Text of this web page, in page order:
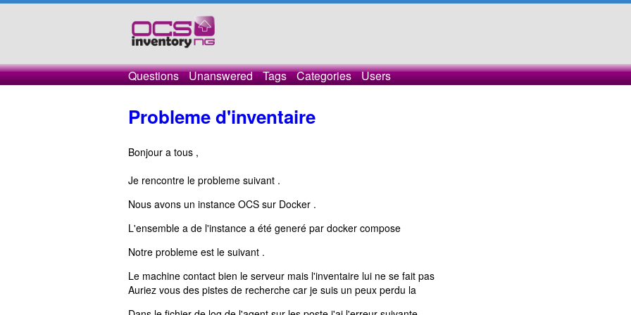
Questions Unanswered Tags Categories Users
Probleme d'inventaire
Bonjour a tous ,
Je rencontre le probleme suivant .
Nous avons un instance OCS sur Docker .
L'ensemble a de l'instance a été generé par docker compose
Notre probleme est le suivant .
Le machine contact bien le serveur mais l'inventaire lui ne se fait pas
Auriez vous des pistes de recherche car je suis un peux perdu la